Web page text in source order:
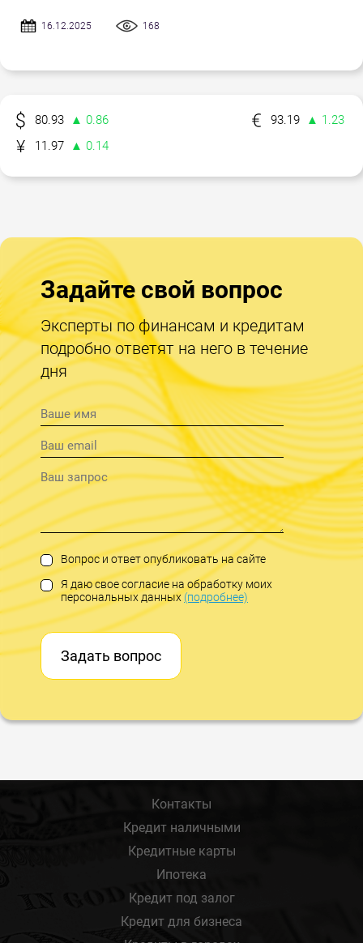
16.12.2025 168
80.93 ▲ 0.86 93.19
▲ 1.23
11.97
▲ 0.14
Задайте свой вопрос
Эксперты по финансам и кредитам
подробно ответят на него в течение
дня
Вопрос и ответ опубликовать на сайте
Я даю свое согласие на обработку моих
персональных данных(подробнее)
Задать вопрос
Контакты
Кредит наличными
Кредитные карты
Ипотека
Кредит под залог
Кредит для бизнеса